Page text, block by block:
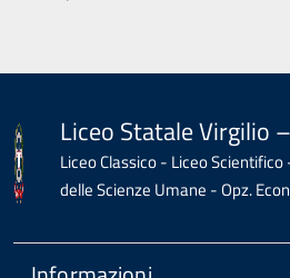
Liceo Statale Virgilio
Liceo Classico - Liceo
delle Scienze Umane - Opz.